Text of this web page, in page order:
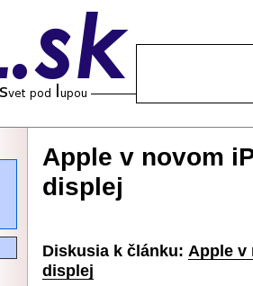
Apple v novom
displej
Diskusia k článku: Apple v
displej